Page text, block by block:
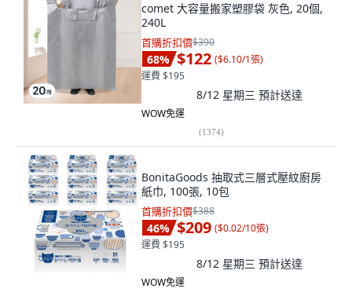
comet 大容量搬家塑膠袋 灰色, 20個,
240L
首購折扣價$390
68% $122 ($6.10/1張)
運費 $195
8/12 星期三 預計送達
WOW免運
(1374)
BonitaGoods 抽取式三層式壓紋廚房
紙巾, 100張, 10包
首購折扣價$388
46% $209 ($0.02/10張)
運費 $195
8/12 星期三 預計送達
WOW免運